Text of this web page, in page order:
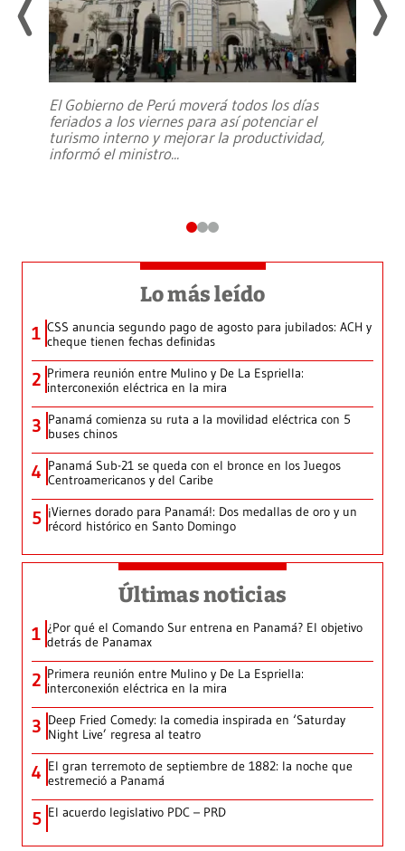
El Gobierno de Perú moverá todos los días
feriados a los viernes para así potenciar el
turismo interno y mejorar la productividad,
informó el ministro...
Lo más leído
1 CSS anuncia segundo pago de agosto para jubilados: ACH y
cheque tienen fechas definidas
2 Primera reunión entre Mulino y De La Espriella:
interconexión eléctrica en la mira
3 Panamá comienza su ruta a la movilidad eléctrica con 5
buses chinos
4 Panamá Sub-21 se queda con el bronce en los Juegos
Centroamericanos y del Caribe
5 ¡Viernes dorado para Panamá!: Dos medallas de oro y un
récord histórico en Santo Domingo
Últimas noticias
1 ¿Por qué el Comando Sur entrena en Panamá? El objetivo
detrás de Panamax
2 Primera reunión entre Mulino y De La Espriella:
interconexión eléctrica en la mira
3 Deep Fried Comedy: la comedia inspirada en ‘Saturday
Night Live’ regresa al teatro
4 El gran terremoto de septiembre de 1882: la noche que
estremeció a Panamá
5 El acuerdo legislativo PDC – PRD